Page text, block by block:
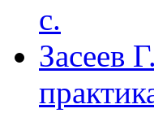
с.
Засеев